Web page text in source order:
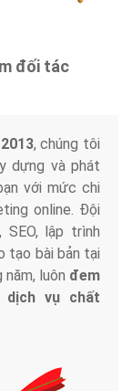
đối tác
, chúng tôi
dựng và phát
với mức chi
online. Đội
lập trình
tạo bài bản tại
luôn đem
dịch vụ chất